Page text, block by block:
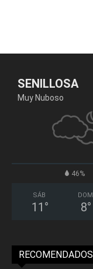
SENILLOSA
Muy Nuboso
46%
SÁB
11 °
DOM
8°
RECOMENDADOS